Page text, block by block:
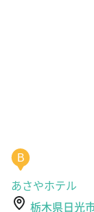
B
あさやホテル
栃木県日光